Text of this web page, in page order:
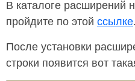
В каталоге расширений
пройдите по этой ссылке.
После установки
строки появится вот